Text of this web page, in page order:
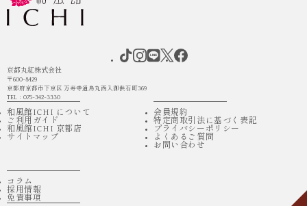
京都丸紅株式会社
〒600-8429
京都府京都市下京区 万寿寺通烏丸西入御供石町369
TEL：075-342-3330
和風館ICHI について
ご利用ガイド
和風館ICHI 京都店
サイトマップ
会員規約
特定商取引法に基づく表記
プライバシーポリシー
よくあるご質問
お問い合わせ
コラム
採用情報
免責事項